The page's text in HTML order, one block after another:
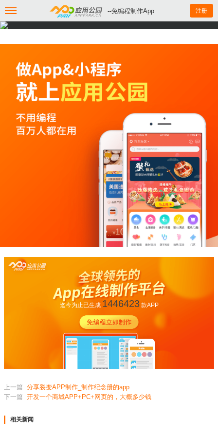
--免编程制作App 注册
迄今为止已生成 1446423款APP
上一篇 分享裂变APP制作_制作纪念册的app
下一篇 开发一个商城APP+PC+网页的，大概多少钱
相关新闻